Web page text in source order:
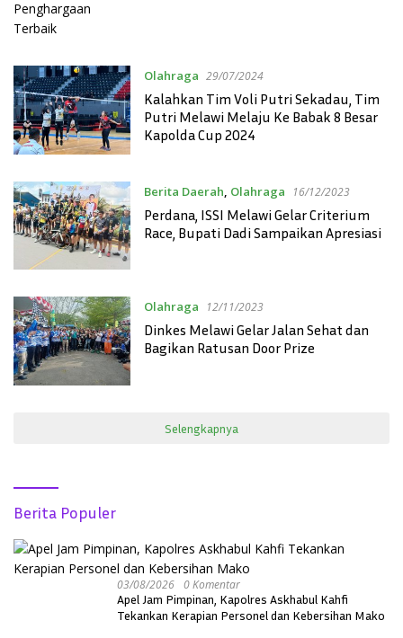
Olahraga 29/07/2024
Kalahkan Tim Voli Putri Sekadau, Tim
Putri Melawi Melaju Ke Babak 8 Besar
Kapolda Cup 2024
Berita Daerah, Olahraga 16/12/2023
Perdana, ISSI Melawi Gelar Criterium
Race, Bupati Dadi Sampaikan Apresiasi
Olahraga 12/11/2023
Dinkes Melawi Gelar Jalan Sehat dan
Bagikan Ratusan Door Prize
Selengkapnya
Berita Populer
03/08/2026 0 Komentar
Apel Jam Pimpinan, Kapolres Askhabul Kahfi
Tekankan Kerapian Personel dan Kebersihan Mako